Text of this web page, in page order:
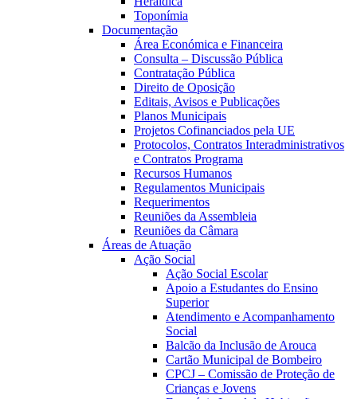
Toponímia
Documentação
Área Económica e Financeira
Consulta – Discussão Pública
Contratação Pública
Direito de Oposição
Editais, Avisos e Publicações
Planos Municipais
Projetos Cofinanciados pela UE
Protocolos, Contratos Interadministrativos
e Contratos Programa
Recursos Humanos
Regulamentos Municipais
Requerimentos
Reuniões da Assembleia
Reuniões da Câmara
Áreas de Atuação
Ação Social
Ação Social Escolar
Apoio a Estudantes do Ensino
Superior
Atendimento e Acompanhamento
Social
Balcão da Inclusão de Arouca
Cartão Municipal de Bombeiro
CPCJ – Comissão de Proteção de
Crianças e Jovens